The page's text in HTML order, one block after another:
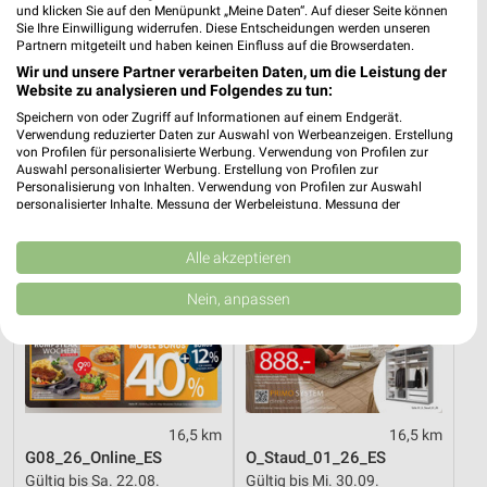
16,5 km
Marken-Spezial
Gültig bis Mo. 31.08.
23 km
Angebote ab 08.08.
Gültig bis Fr. 14.08.
Zurbrüggen
16,5 km
G08_26_Online_ES
Gültig bis Sa. 22.08.
Zurbrüggen
16,5 km
O_Staud_01_26_ES
Gültig bis Mi. 30.09.
und klicken Sie auf den Menüpunkt „Meine Daten“. Auf dieser Seite können
Sie Ihre Einwilligung widerrufen. Diese Entscheidungen werden unseren
Partnern mitgeteilt und haben keinen Einfluss auf die Browserdaten.
Wir und unsere Partner verarbeiten Daten, um die Leistung der
Website zu analysieren und Folgendes zu tun:
Speichern von oder Zugriff auf Informationen auf einem Endgerät.
Verwendung reduzierter Daten zur Auswahl von Werbeanzeigen. Erstellung
von Profilen für personalisierte Werbung. Verwendung von Profilen zur
Auswahl personalisierter Werbung. Erstellung von Profilen zur
Personalisierung von Inhalten. Verwendung von Profilen zur Auswahl
personalisierter Inhalte. Messung der Werbeleistung. Messung der
Kombinationen von Daten aus verschiedenen Quellen. Entwicklung und
Verbesserung der Angebote. Verwendung reduzierter Daten zur Auswahl
von Inhalten.
Daten können außerhalb der Europäischen Union weitergegeben und in die
Website/App.
Partnerliste anzeigen (1 IAB-Anbieter)
Wir nutzen Ihre Daten für folgende Zwecke:
IAB-Verarbeitungszwecke:
Speichern von oder Zugriff auf Informationen
Alle akzeptieren
Nein, anpassen